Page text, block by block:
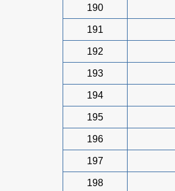
190
191
192
193
194
195
196
197
198